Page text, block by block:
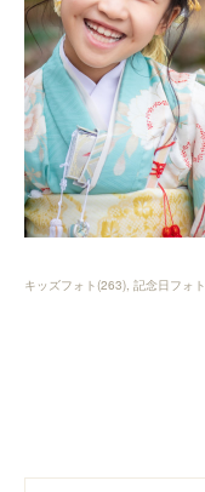
キッズフォト(263) 記念日フォト